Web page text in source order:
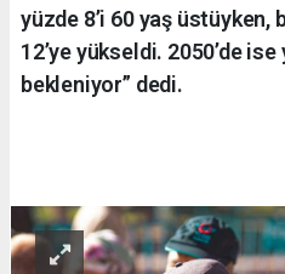
yüzde 8’i 60 yaş üstüyken,
12’ye yükseldi. 2050’de ise
bekleniyor” dedi.